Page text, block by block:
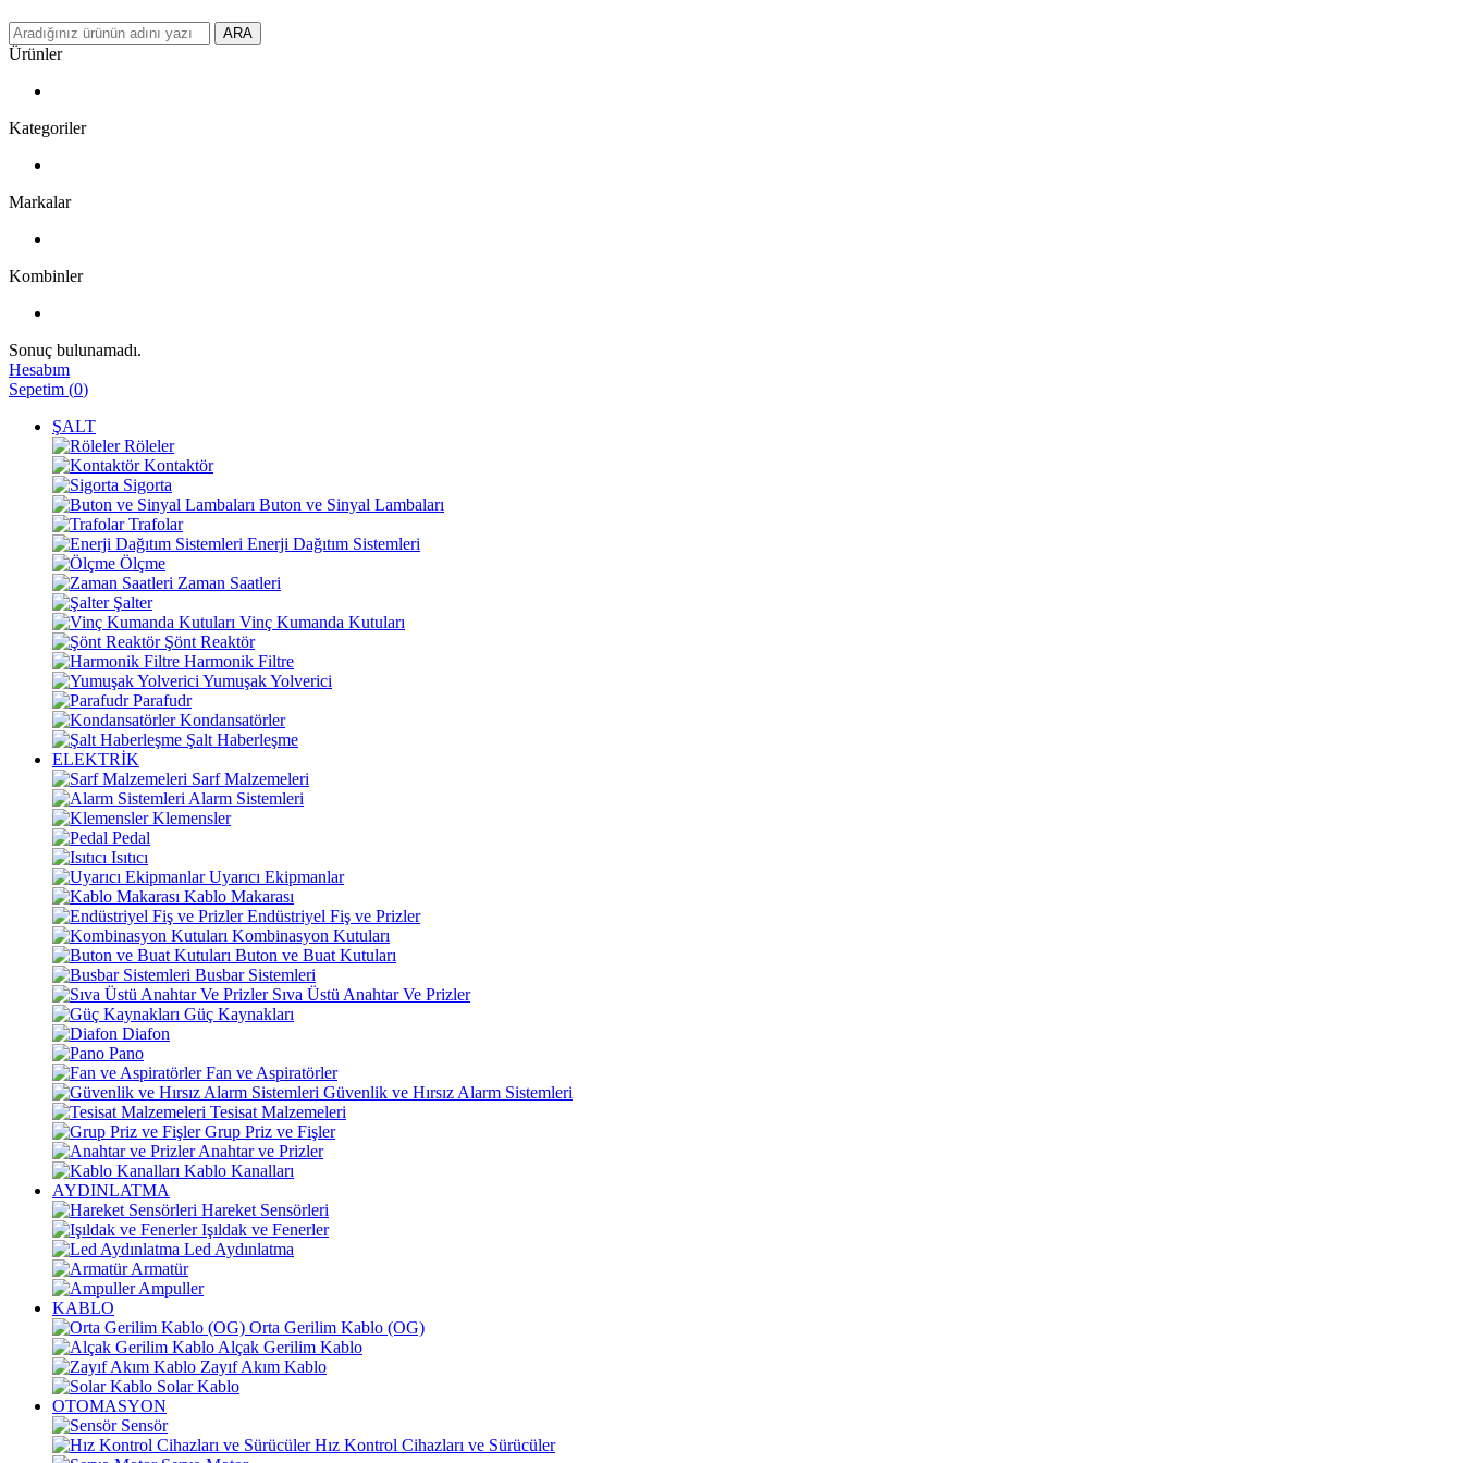
ARA
Ürünler
Kategoriler
Markalar
Kombinler
Sonuç bulunamadı.
Hesabım
Sepetim (0)
ŞALT
Röleler
Kontaktör
Sigorta
Buton ve Sinyal Lambaları
Trafolar
Enerji Dağıtım Sistemleri
Ölçme
Zaman Saatleri
Şalter
Vinç Kumanda Kutuları
Şönt Reaktör
Harmonik Filtre
Yumuşak Yolverici
Parafudr
Kondansatörler
Şalt Haberleşme
ELEKTRİK
Sarf Malzemeleri
Alarm Sistemleri
Klemensler
Pedal
Isıtıcı
Uyarıcı Ekipmanlar
Kablo Makarası
Endüstriyel Fiş ve Prizler
Kombinasyon Kutuları
Buton ve Buat Kutuları
Busbar Sistemleri
Sıva Üstü Anahtar Ve Prizler
Güç Kaynakları
Diafon
Pano
Fan ve Aspiratörler
Güvenlik ve Hırsız Alarm Sistemleri
Tesisat Malzemeleri
Grup Priz ve Fişler
Anahtar ve Prizler
Kablo Kanalları
AYDINLATMA
Hareket Sensörleri
Işıldak ve Fenerler
Led Aydınlatma
Armatür
Ampuller
KABLO
Orta Gerilim Kablo (OG)
Alçak Gerilim Kablo
Zayıf Akım Kablo
Solar Kablo
OTOMASYON
Sensör
Hız Kontrol Cihazları ve Sürücüler